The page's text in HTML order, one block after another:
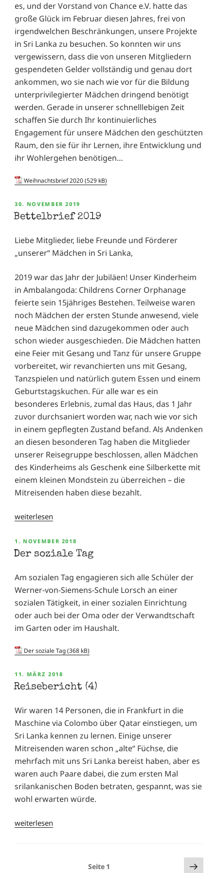
es, und der Vorstand von Chance e.V. hatte das
große Glück im Februar diesen Jahres, frei von
irgendwelchen Beschränkungen, unsere Projekte
in Sri Lanka zu besuchen. So konnten wir uns
vergewissern, dass die von unseren Mitgliedern
gespendeten Gelder vollständig und genau dort
ankommen, wo sie nach wie vor für die Bildung
unterprivilegierter Mädchen dringend benötigt
werden. Gerade in unserer schnelllebigen Zeit
schaffen Sie durch Ihr kontinuierliches
Engagement für unsere Mädchen den geschützten
Raum, den sie für ihr Lernen, ihre Entwicklung und
ihr Wohlergehen benötigen…
Weihnachtsbrief 2020
VERÖFFENTLICHT
AM
30. NOVEMBER 2019
Bettelbrief 2019
Liebe Mitglieder, liebe Freunde und Förderer
„unserer“ Mädchen in Sri Lanka,
2019 war das Jahr der Jubiläen! Unser Kinderheim
in Ambalangoda: Childrens Corner Orphanage
feierte sein 15jähriges Bestehen. Teilweise waren
noch Mädchen der ersten Stunde anwesend, viele
neue Mädchen sind dazugekommen oder auch
schon wieder ausgeschieden. Die Mädchen hatten
eine Feier mit Gesang und Tanz für unsere Gruppe
vorbereitet, wir revanchierten uns mit Gesang,
Tanzspielen und natürlich gutem Essen und einem
Geburtstagskuchen. Für alle war es ein
besonderes Erlebnis, zumal das Haus, das 1 Jahr
zuvor durchsaniert worden war, nach wie vor sich
in einem gepflegten Zustand befand. Als Andenken
an diesen besonderen Tag haben die Mitglieder
unserer Reisegruppe beschlossen, allen Mädchen
des Kinderheims als Geschenk eine Silberkette mit
einem kleinen Mondstein zu überreichen – die
Mitreisenden haben diese bezahlt.
„Bettelbrief
weiterlesen
VERÖFFENTLICHT
AM
1. NOVEMBER 2018
Der soziale Tag
Am sozialen Tag engagieren sich alle Schüler der
Werner-von-Siemens-Schule Lorsch an einer
sozialen Tätigkeit, in einer sozialen Einrichtung
oder auch bei der Oma oder der Verwandtschaft
im Garten oder im Haushalt.
Der soziale Tag
VERÖFFENTLICHT
AM
11. MÄRZ 2018
Reisebericht (4)
Wir waren 14 Personen, die in Frankfurt in die
Maschine via Colombo über Qatar einstiegen, um
Sri Lanka kennen zu lernen. Einige unserer
Mitreisenden waren schon „alte“ Füchse, die
mehrfach mit uns Sri Lanka bereist haben, aber es
waren auch Paare dabei, die zum ersten Mal
srilankanischen Boden betraten, gespannt, was sie
wohl erwarten würde.
„Reisebericht
weiterlesen
Seitennummerierung
Seite 1